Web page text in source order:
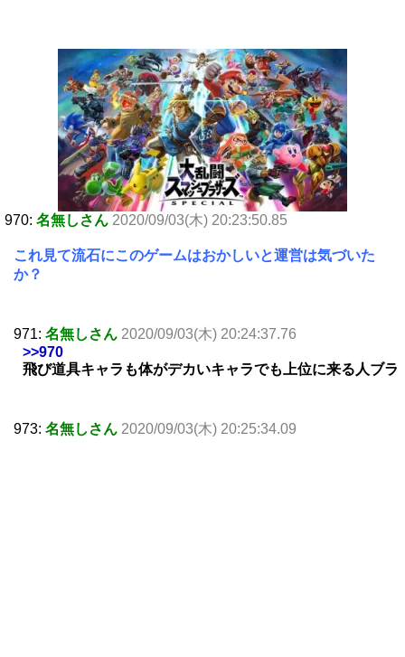
970: 名無しさん 2020/09/03(木) 20:23:50.85
これ見て流石にこのゲームはおかしいと運営は気づいた
か？
971: 名無しさん 2020/09/03(木) 20:24:37.76
>>970
飛び道具キャラも体がデカいキャラでも上位に来る人ブラ
973: 名無しさん 2020/09/03(木) 20:25:34.09